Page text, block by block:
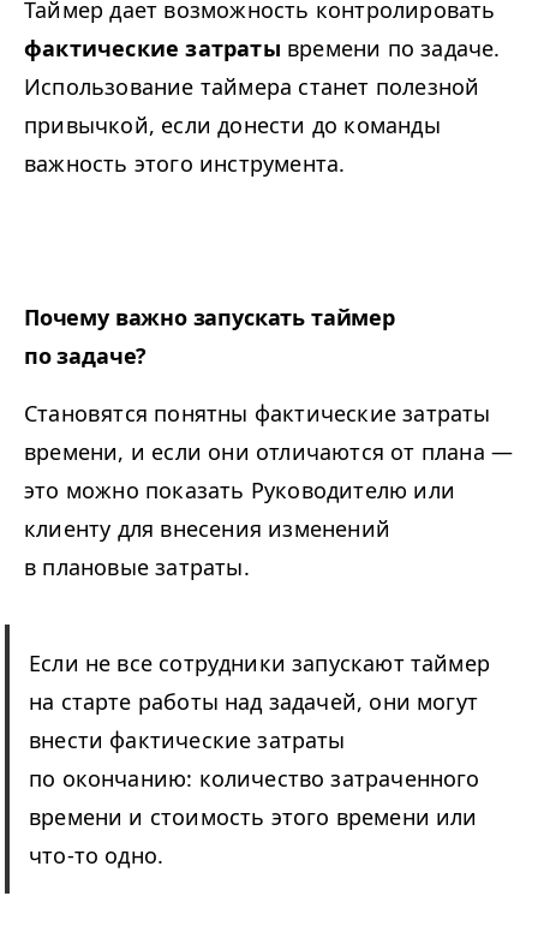
Таймер дает возможность контролировать
фактические затраты времени по задаче.
Использование таймера станет полезной
привычкой, если донести до команды
важность этого инструмента.
Почему важно запускать таймер
по задаче?
Становятся понятны фактические затраты
времени, и если они отличаются от плана —
это можно показать Руководителю или
клиенту для внесения изменений
в плановые затраты.
Если не все сотрудники запускают таймер
на старте работы над задачей, они могут
внести фактические затраты
по окончанию: количество затраченного
времени и стоимость этого времени или
что-то одно.